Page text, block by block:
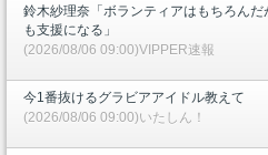
鈴木紗理奈「ボランティアはもちろんだ
も支援になる」
(2026/08/06 09:00)VIPPER速報
今1番抜けるグラビアアイドル教えて
(2026/08/06 09:00)いたしん！